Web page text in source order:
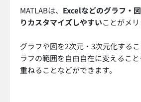
MATLABは、 Excelなどのグラフ・
りカスタマイズしやすいことがメリ
グラフや図を2次元・3次元化する
ラフの範囲を自由自在に変えるこ
重ねることなどができます。